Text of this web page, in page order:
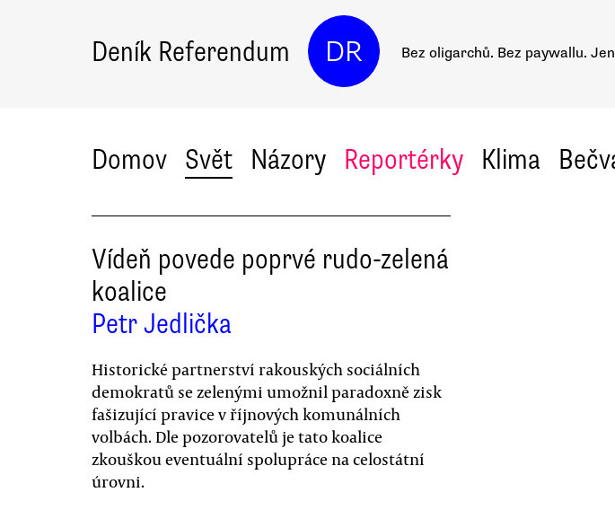
Deník Referendum DR Bez oligarchů. Bez paywallu.
Domov Svět Názory Reportérky Klima
Vídeň povede poprvé rudo-zelená
koalice
Petr Jedlička
Historické partnerství rakouských sociálních
demokratů se zelenými umožnil paradoxně zisk
fašizující pravice v říjnových komunálních
volbách. Dle pozorovatelů je tato koalice
zkouškou eventuální spolupráce na celostátní
úrovni.